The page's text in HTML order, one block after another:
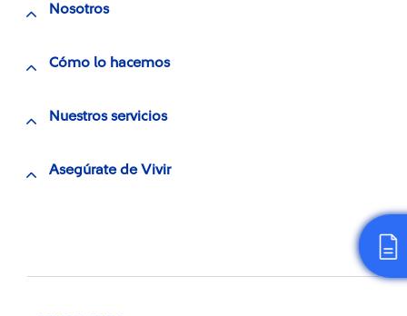
Nosotros
Cómo lo hacemos
Nuestros servicios
Asegúrate de Vivir